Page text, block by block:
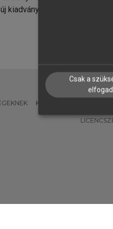
kiadvány.
KÖNYVTÁROSOKNAK
Csak a